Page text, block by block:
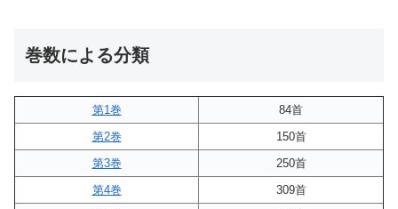
巻数による分類
第1巻
84首
第2巻
150首
第3巻
250首
第4巻
309首